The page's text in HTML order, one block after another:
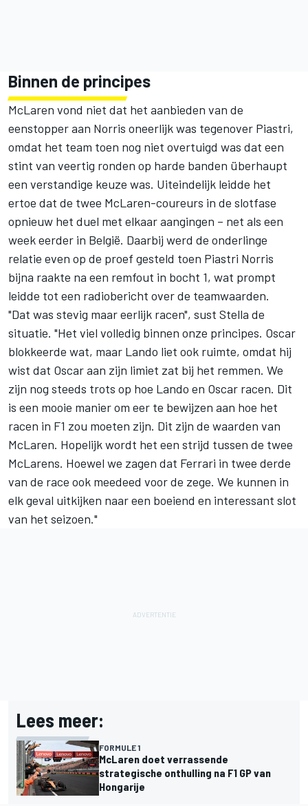
Binnen de principes
McLaren vond niet dat het aanbieden van de
eenstopper aan Norris oneerlijk was tegenover Piastri,
omdat het team toen nog niet overtuigd was dat een
stint van veertig ronden op harde banden überhaupt
een verstandige keuze was. Uiteindelijk leidde het
ertoe dat de twee McLaren-coureurs in de slotfase
opnieuw het duel met elkaar aangingen – net als een
week eerder in België. Daarbij werd de onderlinge
relatie even op de proef gesteld toen Piastri Norris
bijna raakte na een remfout in bocht 1, wat prompt
leidde tot een radiobericht over de teamwaarden.
"Dat was stevig maar eerlijk racen", sust Stella de
situatie. "Het viel volledig binnen onze principes. Oscar
blokkeerde wat, maar Lando liet ook ruimte, omdat hij
wist dat Oscar aan zijn limiet zat bij het remmen. We
zijn nog steeds trots op hoe Lando en Oscar racen. Dit
is een mooie manier om eer te bewijzen aan hoe het
racen in F1 zou moeten zijn. Dit zijn de waarden van
McLaren. Hopelijk wordt het een strijd tussen de twee
McLarens. Hoewel we zagen dat Ferrari in twee derde
van de race ook meedeed voor de zege. We kunnen in
elk geval uitkijken naar een boeiend en interessant slot
van het seizoen."
Lees meer:
FORMULE 1
McLaren doet verrassende
strategische onthulling na F1 GP van
Hongarije